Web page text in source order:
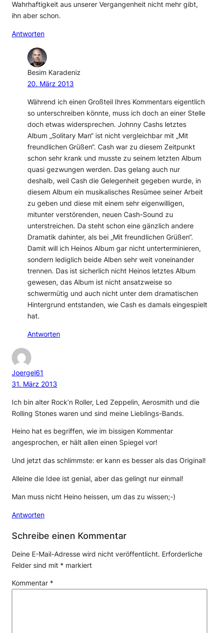
Wahrhaftigkeit aus unserer Vergangenheit nicht mehr gibt,
ihn aber schon.
Antworten
Besim Karadeniz
20. März 2013
Während ich einen Großteil Ihres Kommentars eigentlich
so unterschreiben könnte, muss ich doch an einer Stelle
doch etwas widersprechen. Johnny Cashs letztes
Album „Solitary Man“ ist nicht vergleichbar mit „Mit
freundlichen Grüßen“. Cash war zu diesem Zeitpunkt
schon sehr krank und musste zu seinem letzten Album
quasi gezwungen werden. Das gelang auch nur
deshalb, weil Cash die Gelegenheit gegeben wurde, in
diesem Album ein musikalisches Resümee seiner Arbeit
zu geben und diese mit einem sehr eigenwilligen,
mitunter verstörenden, neuen Cash-Sound zu
unterstreichen. Da steht schon eine gänzlich andere
Dramatik dahinter, als bei „Mit freundlichen Grüßen“.
Damit will ich Heinos Album gar nicht unterterminieren,
sondern lediglich beide Alben sehr weit voneinander
trennen. Das ist sicherlich nicht Heinos letztes Album
gewesen, das Album ist nicht ansatzweise so
schwermütig und auch nicht unter dem dramatischen
Hintergrund entstanden, wie Cash es damals eingespielt
hat.
Antworten
Joergel61
31. März 2013
Ich bin alter Rock’n Roller, Led Zeppelin, Aerosmith und die
Rolling Stones waren und sind meine Lieblings-Bands.
Heino hat es begriffen, wie im bissigen Kommentar
angesprochen, er hält allen einen Spiegel vor!
Und jetzt das schlimmste: er kann es besser als das Original!
Alleine die Idee ist genial, aber das gelingt nur einmal!
Man muss nicht Heino heissen, um das zu wissen;-)
Antworten
Schreibe einen Kommentar
Deine E-Mail-Adresse wird nicht veröffentlicht. Erforderliche
Felder sind mit * markiert
Kommentar *